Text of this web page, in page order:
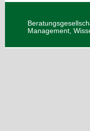
Management,